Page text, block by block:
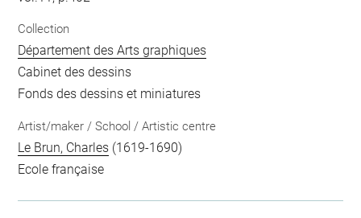
Collection
Département des Arts graphiques
Cabinet des dessins
Fonds des dessins et miniatures
Artist/maker / School / Artistic centre
Le Brun, Charles (1619-1690)
Ecole française